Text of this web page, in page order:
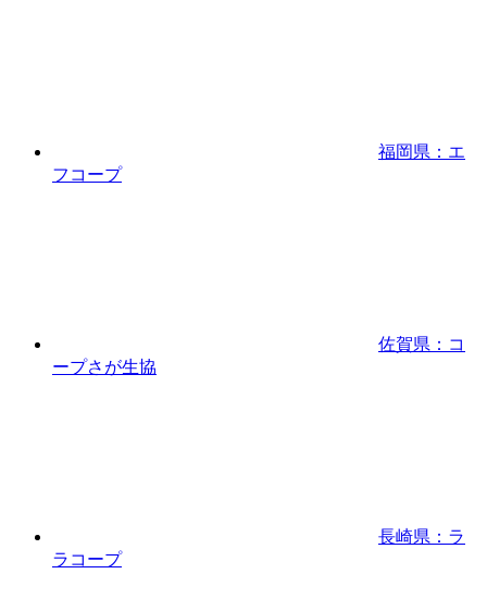
福岡県：エ
フコープ
佐賀県：コ
ープさが生協
長崎県：ラ
ラコープ